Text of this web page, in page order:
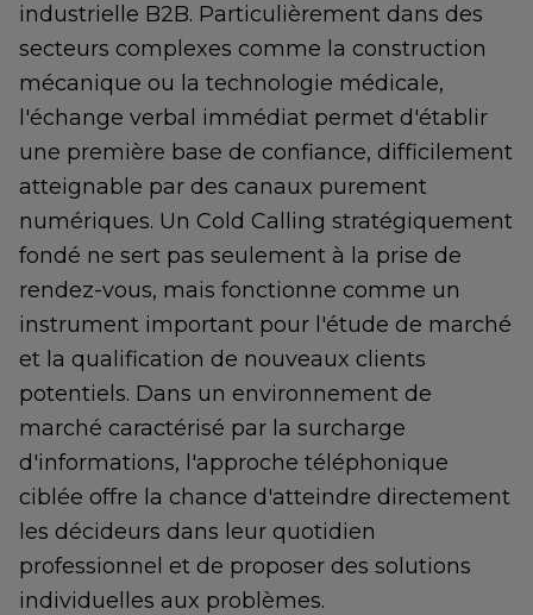
industrielle B2B. Particulièrement dans des
secteurs complexes comme la construction
mécanique ou la technologie médicale,
l'échange verbal immédiat permet d'établir
une première base de confiance, difficilement
atteignable par des canaux purement
numériques. Un Cold Calling stratégiquement
fondé ne sert pas seulement à la prise de
rendez-vous, mais fonctionne comme un
instrument important pour l'étude de marché
et la qualification de nouveaux clients
potentiels. Dans un environnement de
marché caractérisé par la surcharge
d'informations, l'approche téléphonique
ciblée offre la chance d'atteindre directement
les décideurs dans leur quotidien
professionnel et de proposer des solutions
individuelles aux problèmes.